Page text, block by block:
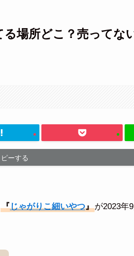
場所どこ？売ってな
ーする
『じゃがりこ細いやつ』が2023年